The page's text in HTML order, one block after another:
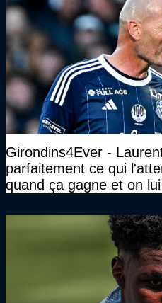
Girondins4Ever -
parfaitement ce qui
quand ça gagne et on